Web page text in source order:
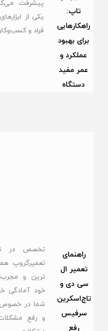
تاپ:
راهکارهایی
برای بهبود
عملکرد و
عمر مفید
دستگاه
پیشرفت
یکی از
فراد و
راهنمای
تعمیر ال
سی دی و
تاچ‌اسکرین
سرفیس
رفع
تخصص در
تعمیرگروپ
ترین و مجرب
خود آمادگی
شما در
و رفع